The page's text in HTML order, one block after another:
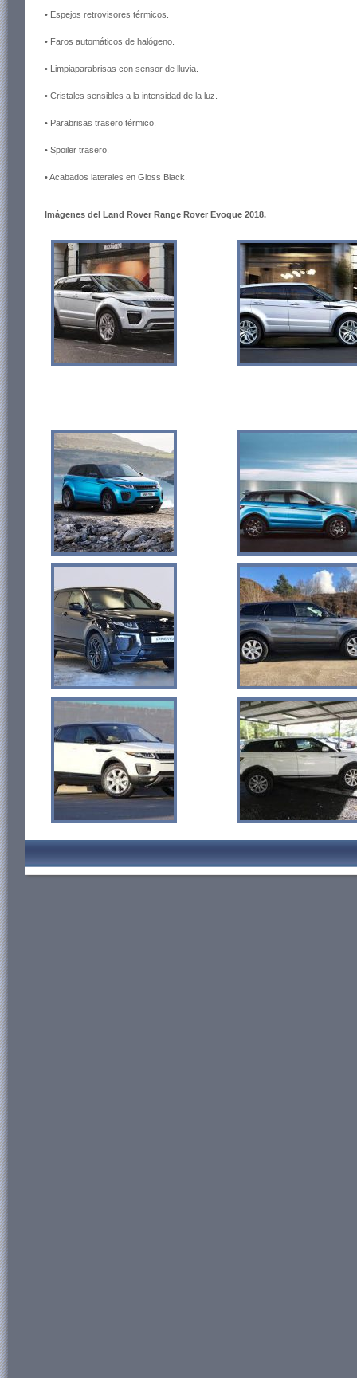
• Espejos retrovisores térmicos.
• Faros automáticos de halógeno.
• Limpiaparabrisas con sensor de lluvia.
• Cristales sensibles a la intensidad de la luz.
• Parabrisas trasero térmico.
• Spoiler trasero.
• Acabados laterales en Gloss Black.
Imágenes del Land Rover Range Rover Evoque 2018.